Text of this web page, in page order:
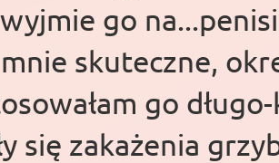
go
mnie skuteczne,
go
się zakażenia